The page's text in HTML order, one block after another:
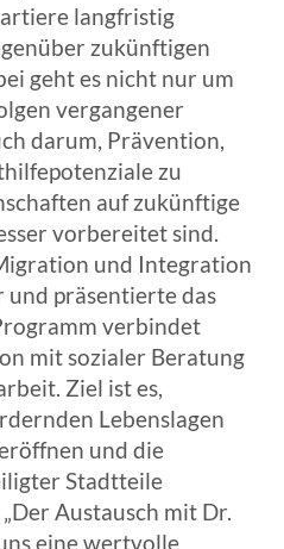
langfristig
zukünftigen
geht es nicht nur um
vergangener
darum, Prävention,
zu
auf zukünftige
vorbereitet sind.
und Integration
präsentierte das
verbindet
mit sozialer Beratung
Ziel ist es,
Lebenslagen
und die
Stadtteile
Austausch mit Dr.
eine wertvolle